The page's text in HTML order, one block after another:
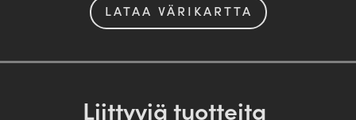
LATAA VÄRIKARTTA
Liittyviä tuotteita